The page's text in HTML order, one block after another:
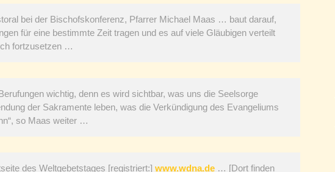
bei der Bischofskonferenz, Pfarrer Michael Maas … baut darauf,
für eine bestimmte Zeit tragen und es auf viele Gläubigen verteilt
fortzusetzen …
wichtig, denn es wird sichtbar, was uns die Seelsorge
der Sakramente leben, was die Verkündigung des Evangeliums
so Maas weiter …
des Weltgebetstages [registriert:] www.wdna.de… [Dort finden